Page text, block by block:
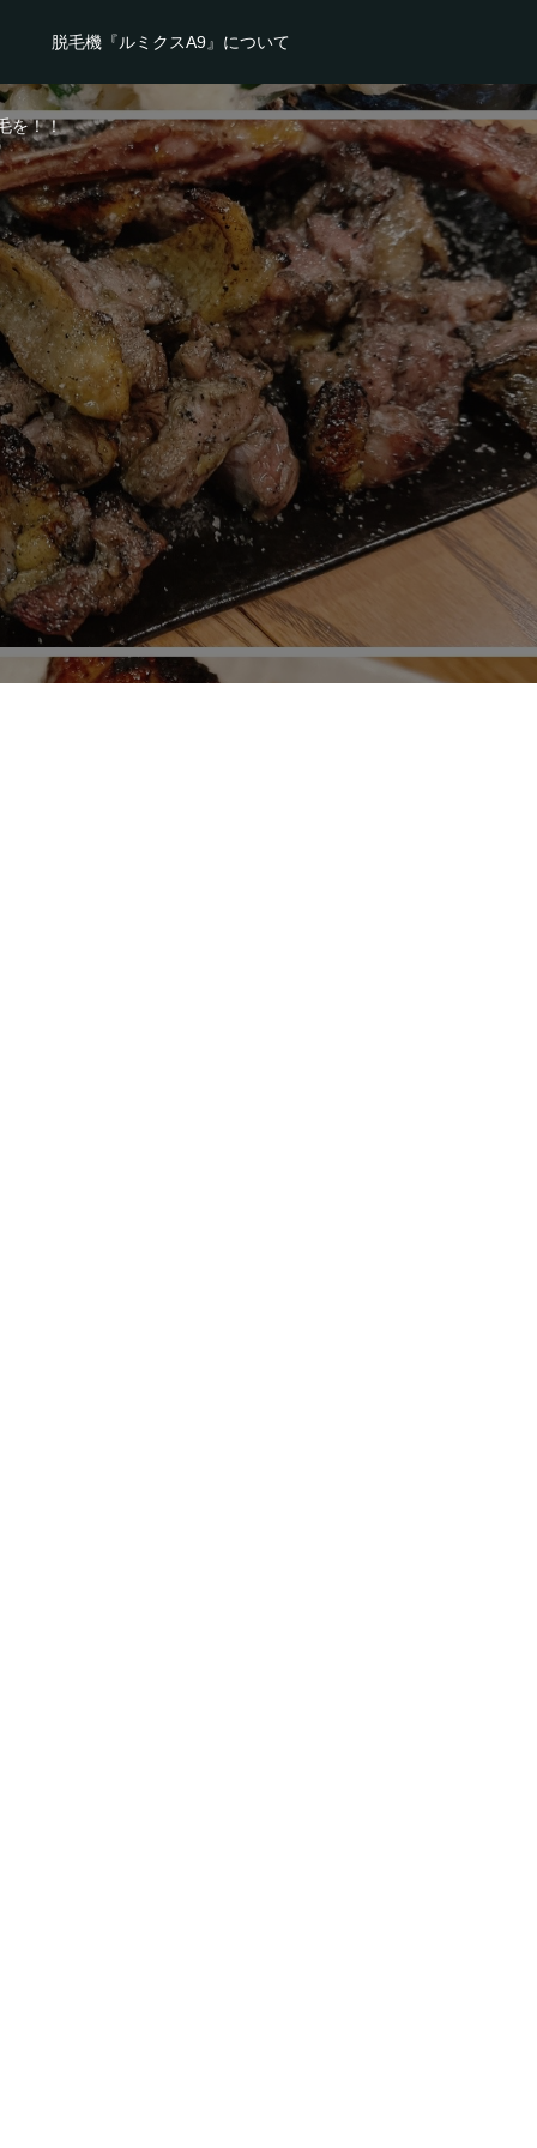
脱毛機『ルミクスA9』について
を！！